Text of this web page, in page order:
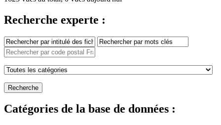
Recherche experte :
Catégories de la base de données :